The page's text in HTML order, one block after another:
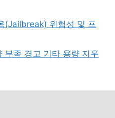
(Jailbreak) 위험성 및 프
부족 경고 기타 용량 지우